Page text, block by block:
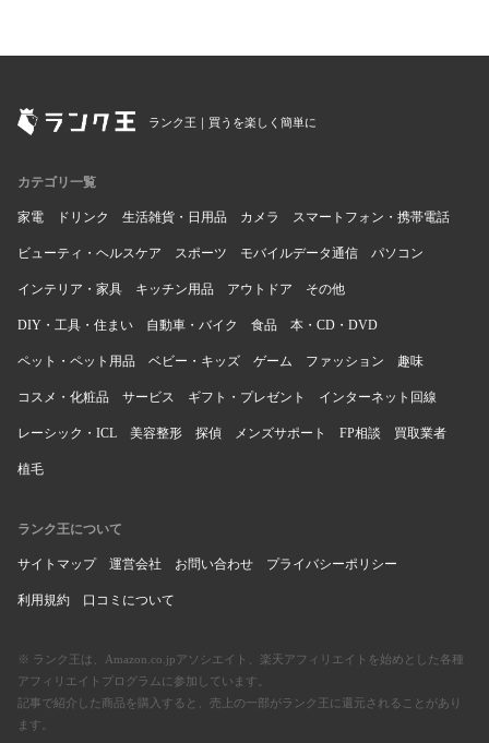
ランク王｜買うを楽しく簡単に
カテゴリ一覧
家電 ドリンク 生活雑貨・日用品 カメラ スマートフォン・携帯電話
ビューティ・ヘルスケア スポーツ モバイルデータ通信 パソコン
インテリア・家具 キッチン用品 アウトドア その他
DIY・工具・住まい 自動車・バイク 食品 本・CD・DVD
ペット・ペット用品 ベビー・キッズ ゲーム ファッション 趣味
コスメ・化粧品 サービス ギフト・プレゼント インターネット回線
レーシック・ICL 美容整形 探偵 メンズサポート FP相談 買取業者
植毛
ランク王について
サイトマップ 運営会社 お問い合わせ プライバシーポリシー
利用規約 口コミについて
※ ランク王は、Amazon.co.jpアソシエイト、楽天アフィリエイトを始めとした各種
アフィリエイトプログラムに参加しています。
記事で紹介した商品を購入すると、売上の一部がランク王に還元されることがあり
ます。